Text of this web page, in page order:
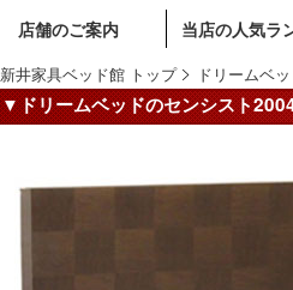
店舗のご案内 当店の人気ラ
新井家具ベッド館 トップ ドリームベ
▼ドリームベッドのセンシスト